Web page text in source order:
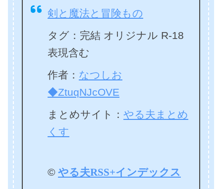
剣と魔法と冒険もの
タグ：完結 オリジナル R-18
表現含む
作者： なつしお
◆ZtuqNJcOVE
まとめサイト： やる夫まとめ
くす
© やる夫RSS+インデックス